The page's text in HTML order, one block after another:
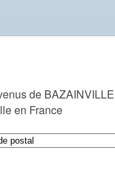
de BAZAINVILLE
en France